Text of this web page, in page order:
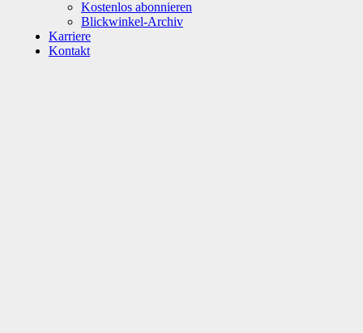
Kostenlos abonnieren
Blickwinkel-Archiv
Karriere
Kontakt